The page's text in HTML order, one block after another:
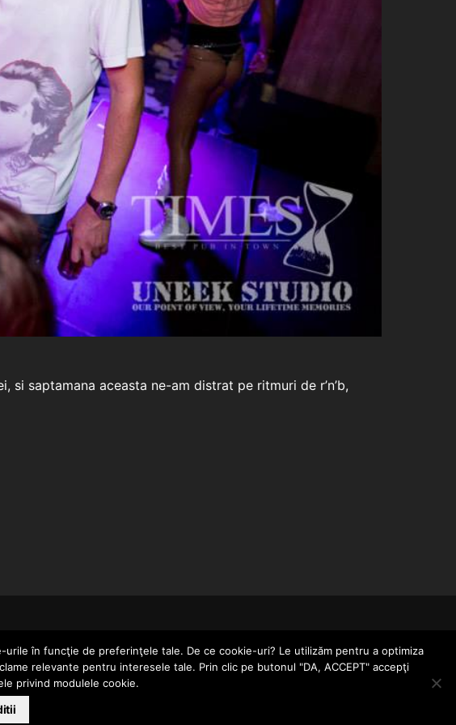
si saptamana aceasta ne-am distrat pe ritmuri de r’n’b,
HOME CONTACT POLITICĂ DE CONFIDENȚIALITATE
în funcţie de preferinţele tale. De ce cookie-uri? Le utilizăm pentru a optimiza
relevante pentru interesele tale. Prin clic pe butonul "DA, ACCEPT" accepţi
privind modulele cookie.